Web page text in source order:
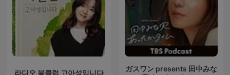
라디오 북클럽 고아성입니다
ガスワン presents 田中みな